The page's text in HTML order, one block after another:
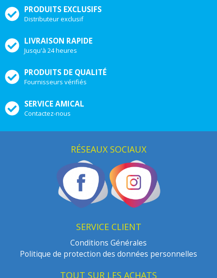
PRODUITS EXCLUSIFS
Distributeur exclusif
LIVRAISON RAPIDE
Jusqu'à 24 heures
PRODUITS DE QUALITÉ
Fournisseurs vérifiés
SERVICE AMICAL
Contactez-nous
RÉSEAUX SOCIAUX
SERVICE CLIENT
Conditions Générales
Politique de protection des données personnelles
TOUT SUR LES ACHATS